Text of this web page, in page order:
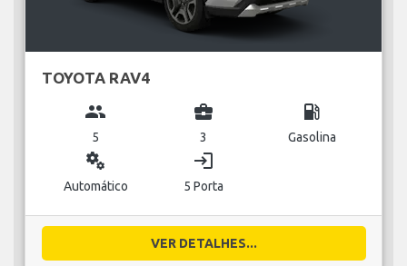
TOYOTA RAV4
group
5
business_center
3
local_gas_station
Gasolina
miscellaneous_services
Automático
login
5 Porta
VER DETALHES...